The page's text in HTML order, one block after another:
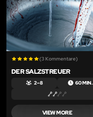
(3 Kommentare)
DER SALZSTREUER
2 – 8 60 MIN.
VIEW MORE